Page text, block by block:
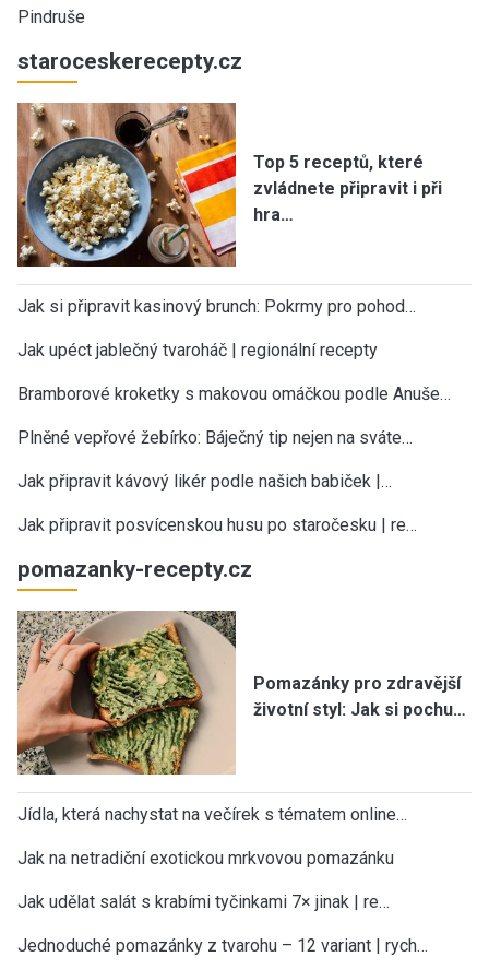
Pindruše
staroceskerecepty.cz
Top 5 receptů, které
zvládnete připravit i při
hra…
Jak si připravit kasinový brunch: Pokrmy pro pohod…
Jak upéct jablečný tvaroháč | regionální recepty
Bramborové kroketky s makovou omáčkou podle Anuše…
Plněné vepřové žebírko: Báječný tip nejen na sváte…
Jak připravit kávový likér podle našich babiček |…
Jak připravit posvícenskou husu po staročesku | re…
pomazanky-recepty.cz
Pomazánky pro zdravější
životní styl: Jak si pochu…
Jídla, která nachystat na večírek s tématem online…
Jak na netradiční exotickou mrkvovou pomazánku
Jak udělat salát s krabími tyčinkami 7× jinak | re…
Jednoduché pomazánky z tvarohu – 12 variant | rych…